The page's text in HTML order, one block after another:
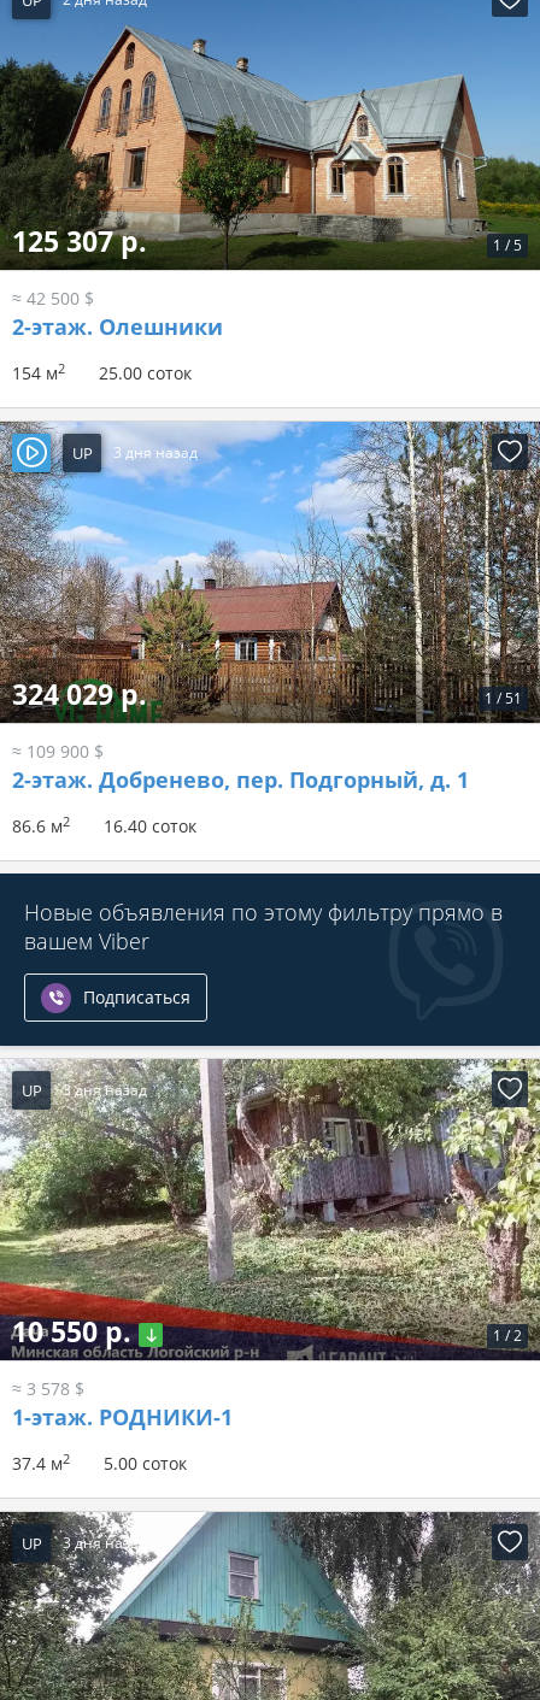
1 /5
125 307 р.
≈ 42 500 $
2-этаж. Олешники
154 м2 25.00 соток
UP 3 дня назад
1 /51
324 029 р.
≈ 109 900 $
2-этаж. Добренево, пер. Подгорный, д. 1
86.6 м2 16.40 соток
Новые объявления по этому фильтру прямо в
вашем Viber
Подписаться
UP 3 дня назад
1 /2
10 550 р.
≈ 3 578 $
1-этаж. РОДНИКИ-1
37.4 м2 5.00 соток
UP 3 дня назад